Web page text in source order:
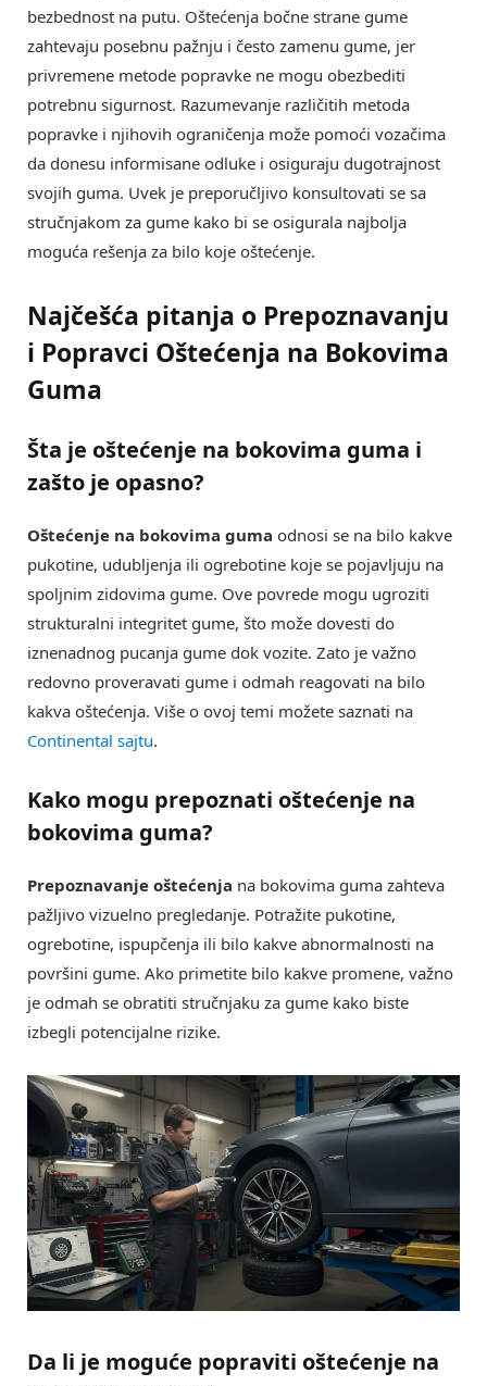
bezbednost na putu. Oštećenja bočne strane gume
zahtevaju posebnu pažnju i često zamenu gume, jer
privremene metode popravke ne mogu obezbediti
potrebnu sigurnost. Razumevanje različitih metoda
popravke i njihovih ograničenja može pomoći vozačima
da donesu informisane odluke i osiguraju dugotrajnost
svojih guma. Uvek je preporučljivo konsultovati se sa
stručnjakom za gume kako bi se osigurala najbolja
moguća rešenja za bilo koje oštećenje.
Najčešća pitanja o Prepoznavanju
i Popravci Oštećenja na Bokovima
Guma
Šta je oštećenje na bokovima guma i
zašto je opasno?
Oštećenje na bokovima guma odnosi se na bilo kakve
pukotine, udubljenja ili ogrebotine koje se pojavljuju na
spoljnim zidovima gume. Ove povrede mogu ugroziti
strukturalni integritet gume, što može dovesti do
iznenadnog pucanja gume dok vozite. Zato je važno
redovno proveravati gume i odmah reagovati na bilo
kakva oštećenja. Više o ovoj temi možete saznati na
Continental sajtu.
Kako mogu prepoznati oštećenje na
bokovima guma?
Prepoznavanje oštećenja na bokovima guma zahteva
pažljivo vizuelno pregledanje. Potražite pukotine,
ogrebotine, ispupčenja ili bilo kakve abnormalnosti na
površini gume. Ako primetite bilo kakve promene, važno
je odmah se obratiti stručnjaku za gume kako biste
izbegli potencijalne rizike.
Da li je moguće popraviti oštećenje na